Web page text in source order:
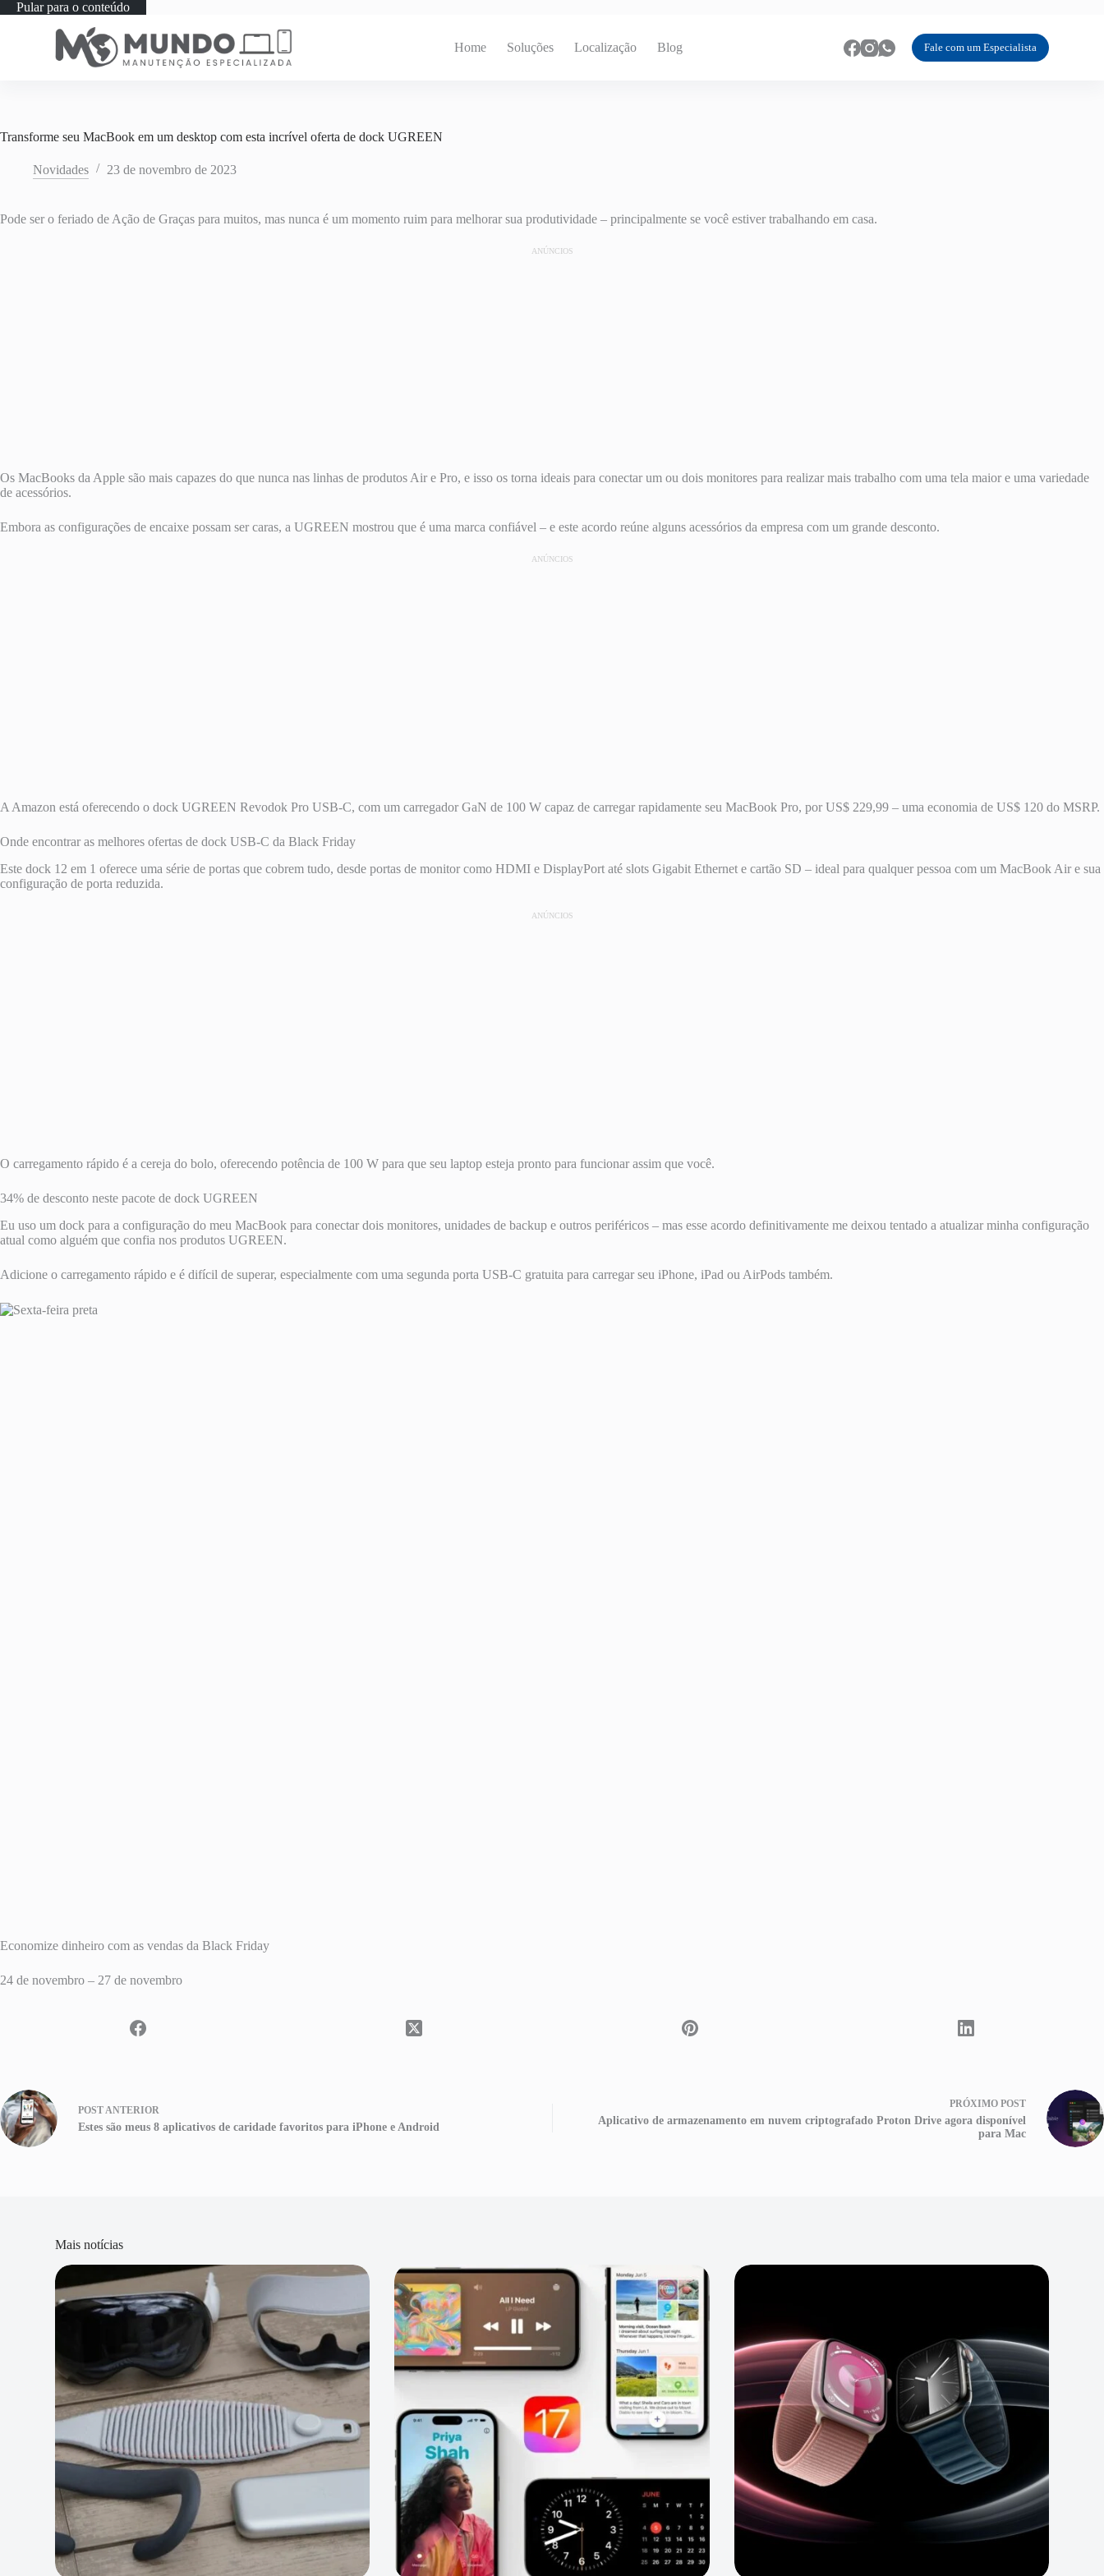
Pular para o conteúdo
Home Soluções Localização Blog Fale com um Especialista
Transforme seu MacBook em um desktop com esta incrível oferta de dock UGREEN
Novidades 23 de novembro de 2023
Pode ser o feriado de Ação de Graças para muitos, mas nunca é um momento ruim para melhorar sua produtividade – principalmente se você estiver trabalhando em casa.
ANÚNCIOS
Os MacBooks da Apple são mais capazes do que nunca nas linhas de produtos Air e Pro, e isso os torna ideais para conectar um ou dois monitores para realizar mais trabalho com uma tela maior e uma variedade
de acessórios.
Embora as configurações de encaixe possam ser caras, a UGREEN mostrou que é uma marca confiável – e este acordo reúne alguns acessórios da empresa com um grande desconto.
ANÚNCIOS
A Amazon está oferecendo o dock UGREEN Revodok Pro USB-C, com um carregador GaN de 100 W capaz de carregar rapidamente seu MacBook Pro, por US$ 229,99 – uma economia de US$ 120 do MSRP.
Onde encontrar as melhores ofertas de dock USB-C da Black Friday
Este dock 12 em 1 oferece uma série de portas que cobrem tudo, desde portas de monitor como HDMI e DisplayPort até slots Gigabit Ethernet e cartão SD – ideal para qualquer pessoa com um MacBook Air e sua
configuração de porta reduzida.
ANÚNCIOS
O carregamento rápido é a cereja do bolo, oferecendo potência de 100 W para que seu laptop esteja pronto para funcionar assim que você.
34% de desconto neste pacote de dock UGREEN
Eu uso um dock para a configuração do meu MacBook para conectar dois monitores, unidades de backup e outros periféricos – mas esse acordo definitivamente me deixou tentado a atualizar minha configuração
atual como alguém que confia nos produtos UGREEN.
Adicione o carregamento rápido e é difícil de superar, especialmente com uma segunda porta USB-C gratuita para carregar seu iPhone, iPad ou AirPods também.
Economize dinheiro com as vendas da Black Friday
24 de novembro – 27 de novembro
POSTANTERIOR
Estes são meus 8 aplicativos de caridade favoritos para iPhone e Android
PRÓXIMO POST
Aplicativo de armazenamento em nuvem criptografado Proton Drive agora disponível
para Mac
Mais notícias